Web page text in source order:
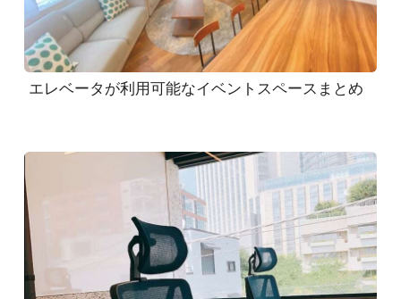
エレベータが利用可能なイベントスペースまとめ